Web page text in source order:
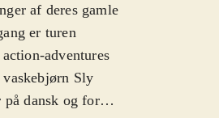
af deres gamle
er turen
adventures
Sly
dansk og for